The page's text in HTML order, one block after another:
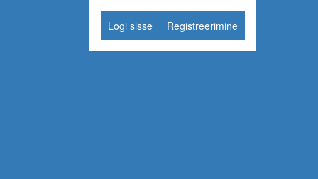
Logi sisse Registreerimine